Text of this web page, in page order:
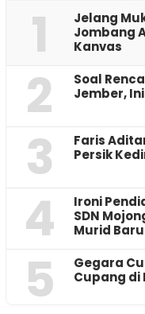
1
Jelang
Jombang
Kanvas
2
‎Soal
Jember,
3
Faris
Persik
4
Ironi
SDN
Murid Baru
5
‎Gegara
Cupang di